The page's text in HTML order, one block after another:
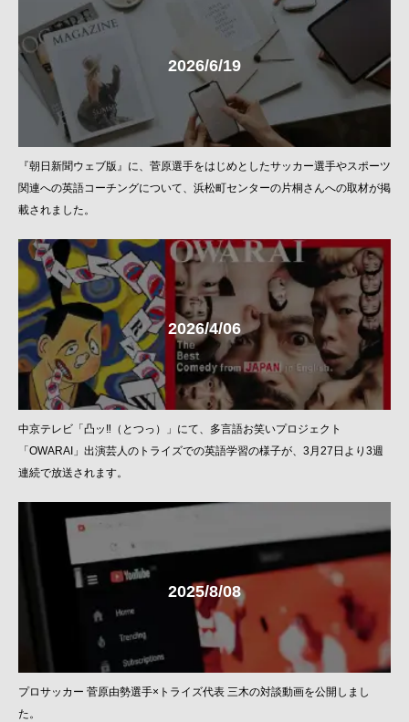
2026/6/19
『朝日新聞ウェブ版』に、菅原選手をはじめとしたサッカー選手やスポーツ
関連への英語コーチングについて、浜松町センターの片桐さんへの取材が掲
載されました。
2026/4/06
中京テレビ「凸ッ‼︎（とつっ）」にて、多言語お笑いプロジェクト
「OWARAI」出演芸人のトライズでの英語学習の様子が、3月27日より3週
連続で放送されます。
2025/8/08
プロサッカー 菅原由勢選手×トライズ代表 三木の対談動画を公開しまし
た。